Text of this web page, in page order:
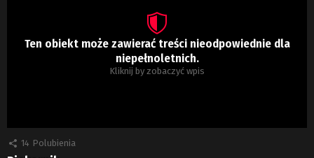
Ten obiekt może zawierać treści nieodpowiednie dla
niepełnoletnich.
Kliknij by zobaczyć wpis
14 Polubienia